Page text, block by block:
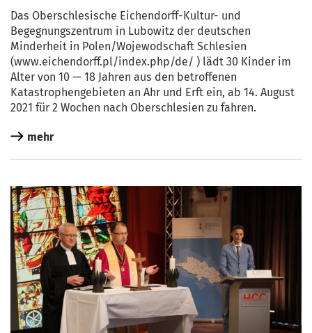
Das Ober­schle­si­sche Eichen­dorff-Kul­tur- und
Begeg­nungs­zen­trum in Lubo­witz der deut­schen
Min­der­heit in Polen/Wojewodschaft Schle­si­en
(www.eichendorff.pl/index.php/de/ ) lädt 30 Kin­der im
Alter von 10 — 18 Jah­ren aus den betrof­fe­nen
Kata­stro­phen­ge­bie­ten an Ahr und Erft ein, ab 14. August
2021 für 2 Wochen nach Ober­schle­si­en zu fahren.
mehr